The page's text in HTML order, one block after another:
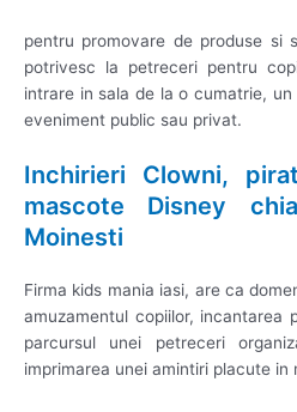
pentru promovare de produse si
potrivesc la petreceri pentru
intrare in sala de la o cumatrie,
eveniment public sau privat.
Inchirieri Clowni,
mascote Disney
Moinesti
Firma kids mania iasi, are ca
amuzamentul copiilor, incantarea
parcursul unei petreceri
imprimarea unei amintiri placute